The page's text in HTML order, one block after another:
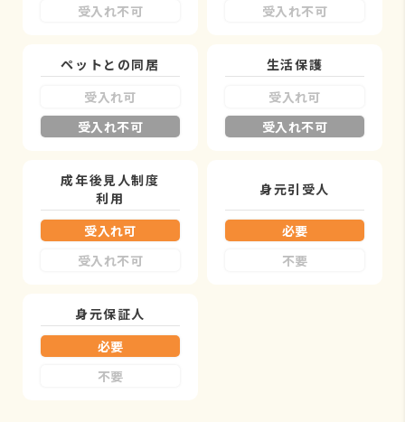
受入れ不可
受入れ不可
ペットとの同居
受入れ可
受入れ不可
生活保護
受入れ可
受入れ不可
成年後見人制度
利用
受入れ可
受入れ不可
身元引受人
必要
不要
身元保証人
必要
不要